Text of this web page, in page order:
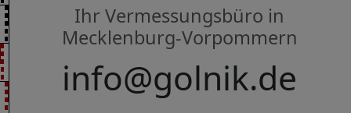
Ihr Vermessungsbüro in
Mecklenburg-Vorpommern
info@golnik.de